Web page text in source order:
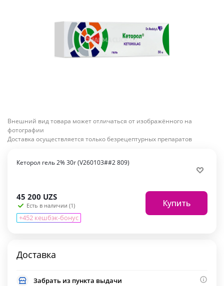
Внешний вид товара может отличаться от изображённого на
фотографии
Доставка осуществляется только безрецептурных препаратов
Кеторол гель 2% 30г (V260103##2 809)
45 200 UZS
Есть в наличии (1)
+452 кешбэк-бонус
Купить
Доставка
Забрать из пункта выдачи